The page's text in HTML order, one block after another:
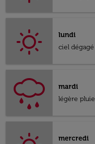
lundi
ciel dégagé
mardi
légère pluie
mercredi